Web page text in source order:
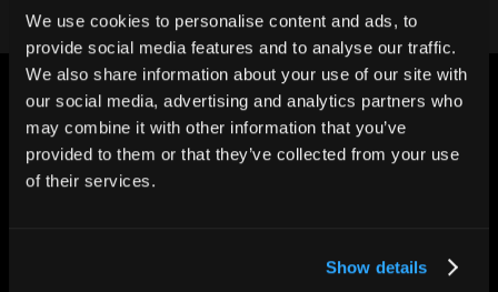
We use cookies to personalise content and ads, to
provide social media features and to analyse our traffic.
We also share information about your use of our site with
our social media, advertising and analytics partners who
may combine it with other information that you’ve
provided to them or that they’ve collected from your use
of their services.
Show details